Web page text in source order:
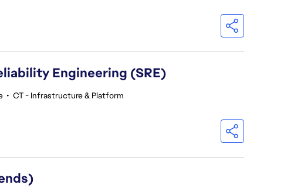
Engineering (SRE)
• CT - Infrastructure & Platform